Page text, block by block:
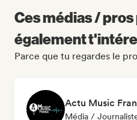
Ces médias /
également
Parce que tu regardes le
Actu Music
Média /